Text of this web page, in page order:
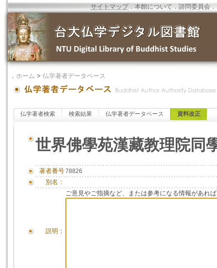
サイトマップ．本館について ．諮問委員会 ．
． ホーム > 仏学著者データベース
仏学著者検索 検索結果 仏学著者データベース 資料改正
世界佛學苑漢藏教理院同
著者番号78826
別名：
説明：
ご意見やご指摘など、または参考になる情報があれ